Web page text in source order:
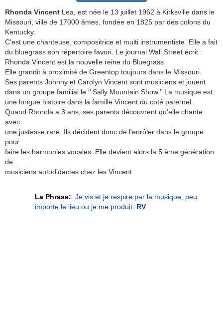
Rhonda Vincent Lea, est née le 13 juillet 1962 à Kirksville dans le
Missouri, ville de 17000 âmes, fondée en 1825 par des colons du
Kentucky.
C’est une chanteuse, compositrice et multi instrumentiste. Elle a fait
du bluegrass son répertoire favori. Le journal Wall Street écrit :
Rhonda Vincent est la nouvelle reine du Bluegrass.
Elle grandit à proximité de Greentop toujours dans le Missouri.
Ses parents Johnny et Carolyn Vincent sont musiciens et jouent
dans un groupe familial le ‘’ Sally Mountain Show.’’ La musique est
une longue histoire dans la famille Vincent du coté paternel.
Quand Rhonda a 3 ans, ses parents découvrent qu'elle chante
avec
une justesse rare. Ils décident donc de l'enrôler dans le groupe
pour
faire les harmonies vocales. Elle devient alors la 5 ème génération
de
musiciens autodidactes chez les Vincent
La Phrase: .Je vis et je respire par la musique, peu
importe le lieu ou je me produit. RV